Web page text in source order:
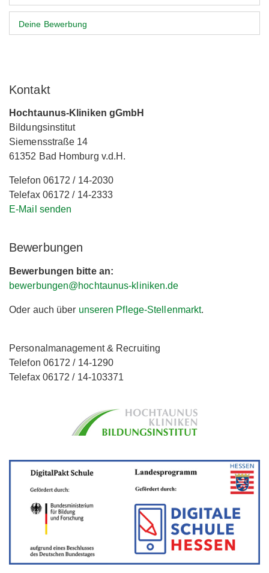
Deine Bewerbung
Kontakt
Hochtaunus-Kliniken gGmbH
Bildungsinstitut
Siemensstraße 14
61352 Bad Homburg v.d.H.
Telefon 06172 / 14-2030
Telefax 06172 / 14-2333
E-Mail senden
Bewerbungen
Bewerbungen bitte an:
bewerbungen@hochtaunus-kliniken.de
Oder auch über unseren Pflege-Stellenmarkt.
Personalmanagement & Recruiting
Telefon 06172 / 14-1290
Telefax 06172 / 14-103371